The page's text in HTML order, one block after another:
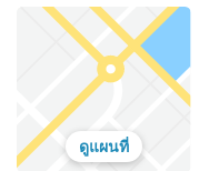
ดูแผนที่